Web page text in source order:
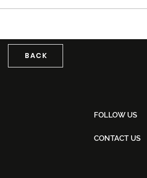
8 November
BACK
FOLLOW US
CONTACT US